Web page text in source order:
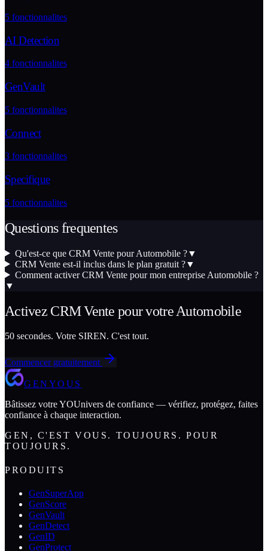
5 fonctionnalites
AI Detection
4 fonctionnalites
GenVault
5 fonctionnalites
Connect
3 fonctionnalites
Specifique
5 fonctionnalites
Questions frequentes
Qu'est-ce que CRM Vente pour Automobile ?▼
CRM Vente est-il inclus dans le plan gratuit ?▼
Comment activer CRM Vente pour mon entreprise Automobile ?
▼
Activez CRM Vente pour votre Automobile
50 secondes. Votre SIREN. C'est tout.
Commencer gratuitement
GENYOUS
Bâtissez votre YOUnivers de confiance — vérifiez, protégez, faites
confiance à chaque interaction.
GEN, C'EST VOUS. TOUJOURS. POUR
TOUJOURS.
PRODUITS
GenSuperApp
GenScore
GenVault
GenDetect
GenID
GenProtect